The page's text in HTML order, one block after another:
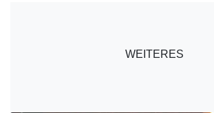
WEITERES